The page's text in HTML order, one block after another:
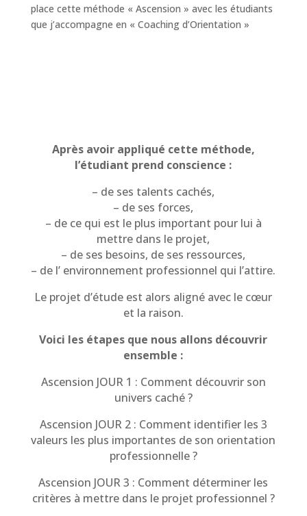
place cette méthode « Ascension » avec les étudiants
que j’accompagne en « Coaching d’Orientation »
Après avoir appliqué cette méthode,
l’étudiant prend conscience :
– de ses talents cachés,
– de ses forces,
– de ce qui est le plus important pour lui à
mettre dans le projet,
– de ses besoins, de ses ressources,
– de l’ environnement professionnel qui l’attire.
Le projet d’étude est alors aligné avec le cœur
et la raison.
Voici les étapes que nous allons découvrir
ensemble :
Ascension JOUR 1 : Comment découvrir son
univers caché ?
Ascension JOUR 2 : Comment identifier les 3
valeurs les plus importantes de son orientation
professionnelle ?
Ascension JOUR 3 : Comment déterminer les
critères à mettre dans le projet professionnel ?